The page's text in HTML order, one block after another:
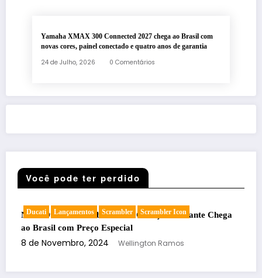
Yamaha XMAX 300 Connected 2027 chega ao Brasil com
novas cores, painel conectado e quatro anos de garantia
24 de Julho, 2026 0 Comentários
Você pode ter perdido
Chega Cafe racer Chopper Concurso de Motos Customizadas
de motos
Encontro de Motos Customizadas em Limeira:
Tudo Sobre o Evento que Movimentará a Cena
Motociclística!